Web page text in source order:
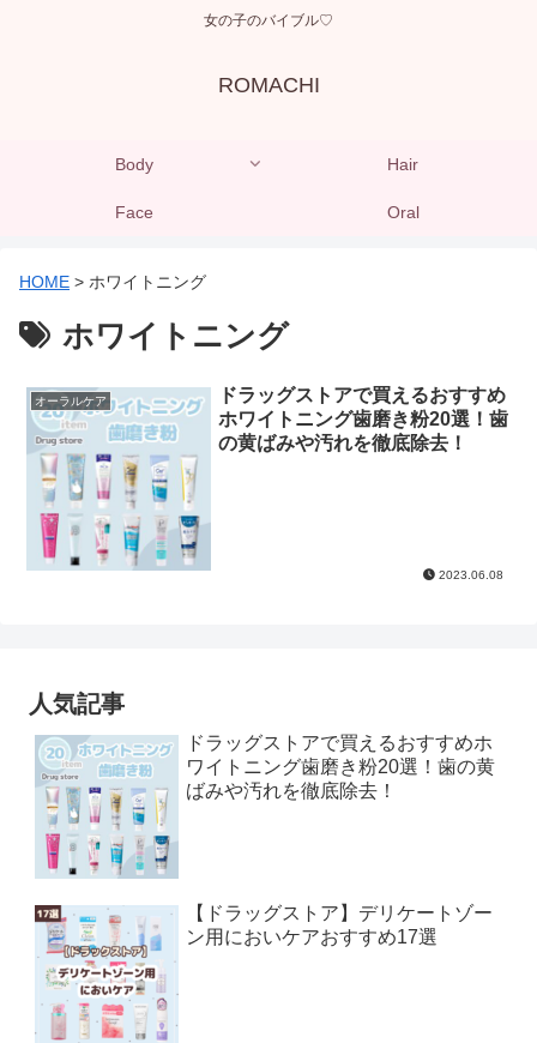
女の子のバイブル♡
ROMACHI
Body Hair
Face Oral
HOME > ホワイトニング
ホワイトニング
オーラルケア
ドラッグストアで買えるおすすめ
ホワイトニング歯磨き粉20選！歯
の黄ばみや汚れを徹底除去！
2023.06.08
人気記事
ドラッグストアで買えるおすすめホ
ワイトニング歯磨き粉20選！歯の黄
ばみや汚れを徹底除去！
【ドラッグストア】デリケートゾー
ン用においケアおすすめ17選